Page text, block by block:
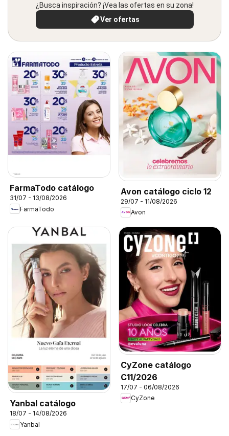
¿Busca inspiración? ¡Vea las ofertas en su zona!
Ver ofertas
FarmaTodo catálogo
31/07 - 13/08/2026
FarmaTodo
Avon catálogo ciclo 12
29/07 - 11/08/2026
Avon
Yanbal catálogo
18/07 - 14/08/2026
Yanbal
CyZone catálogo
C11/2026
17/07 - 06/08/2026
CyZone